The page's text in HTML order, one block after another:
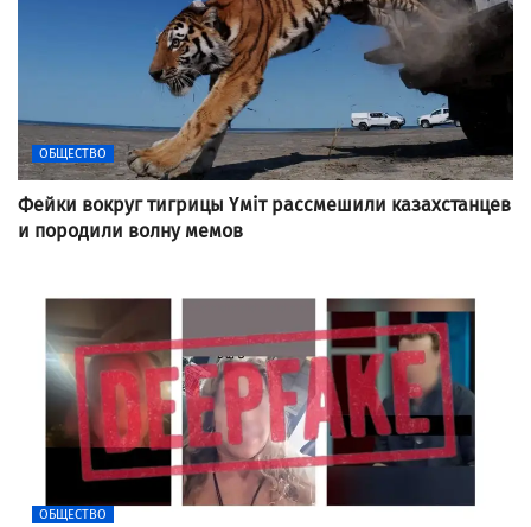
ОБЩЕСТВО
Фейки вокруг тигрицы Үміт рассмешили казахстанцев
и породили волну мемов
ОБЩЕСТВО